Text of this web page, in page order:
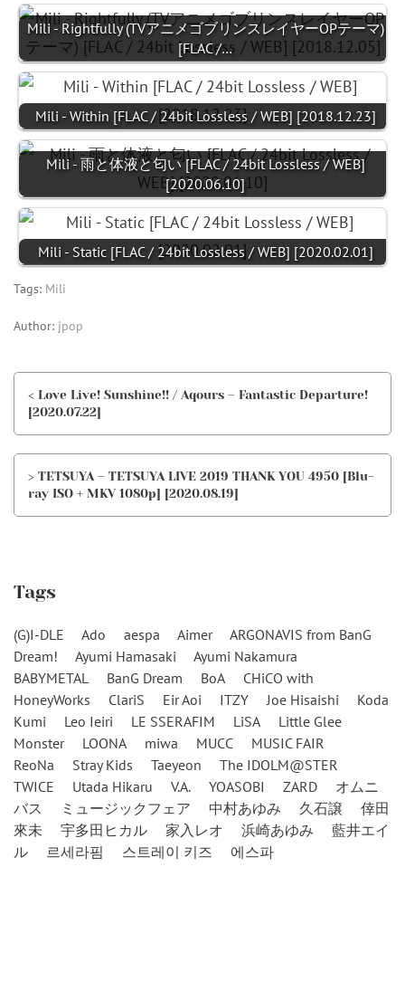
Mili - Rightfully (TVアニメゴブリンスレイヤーOPテーマ)
[FLAC /…
Mili - Within [FLAC / 24bit Lossless / WEB] [2018.12.23]
Mili - 雨と体液と匂い [FLAC / 24bit Lossless / WEB]
[2020.06.10]
Mili - Static [FLAC / 24bit Lossless / WEB] [2020.02.01]
Tags: Mili
Author: jpop
< Love Live! Sunshine!! / Aqours – Fantastic Departure!
[2020.07.22]
> TETSUYA – TETSUYA LIVE 2019 THANK YOU 4950 [Blu-
ray ISO + MKV 1080p] [2020.08.19]
Tags
(G)I-DLE Ado aespa Aimer
ARGONAVIS from BanG
Dream!
Ayumi Hamasaki
Ayumi Nakamura
BABYMETAL
BanG Dream BoA
CHiCO with
HoneyWorks
ClariS Eir Aoi ITZY Joe Hisaishi
Koda
Kumi
Leo Ieiri LE SSERAFIM LiSA
Little Glee
Monster
LOONA miwa MUCC
MUSIC FAIR
ReoNa
Stray Kids Taeyeon
The IDOLM@STER
TWICE
Utada Hikaru V.A. YOASOBI ZARD
オムニ
バス
ミュージックフェア 中村あゆみ 久石譲
倖田
來未
宇多田ヒカル 家入レオ 浜崎あゆみ
藍井エイ
ル
르세라핌 스트레이 키즈 에스파